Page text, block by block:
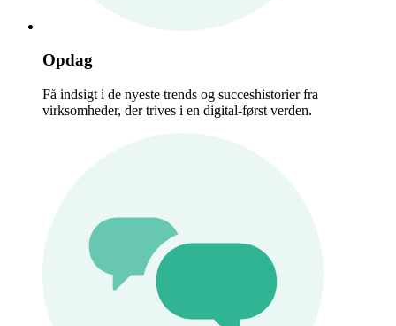
Opdag
Få indsigt i de nyeste trends og succeshistorier fra
virksomheder, der trives i en digital-først verden.